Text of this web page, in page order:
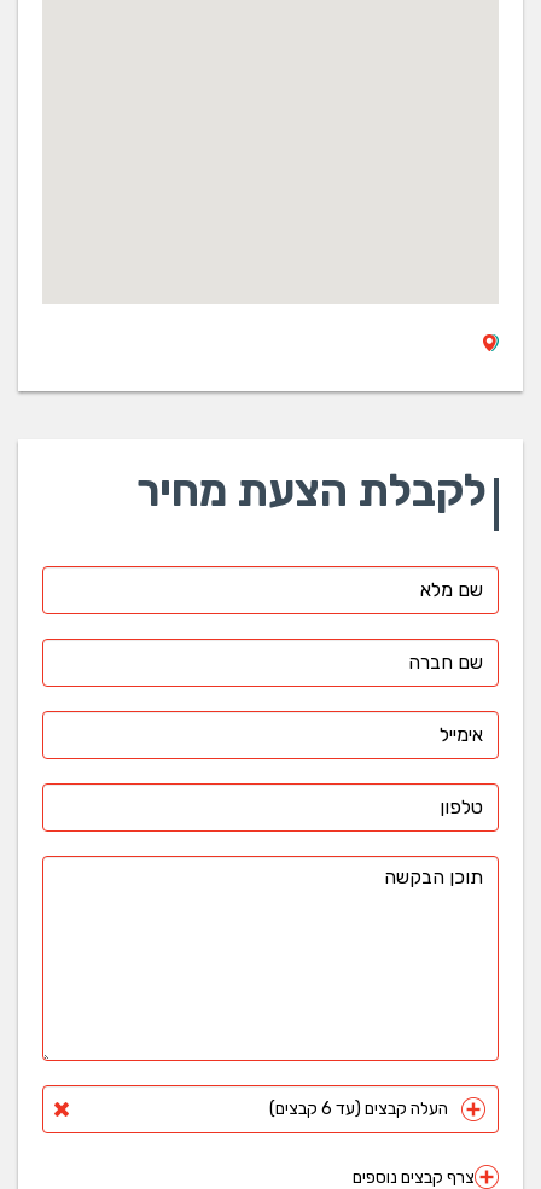
לקבלת הצעת מחיר
העלה קבצים (עד 6 קבצים)
צרף קבצים נוספים